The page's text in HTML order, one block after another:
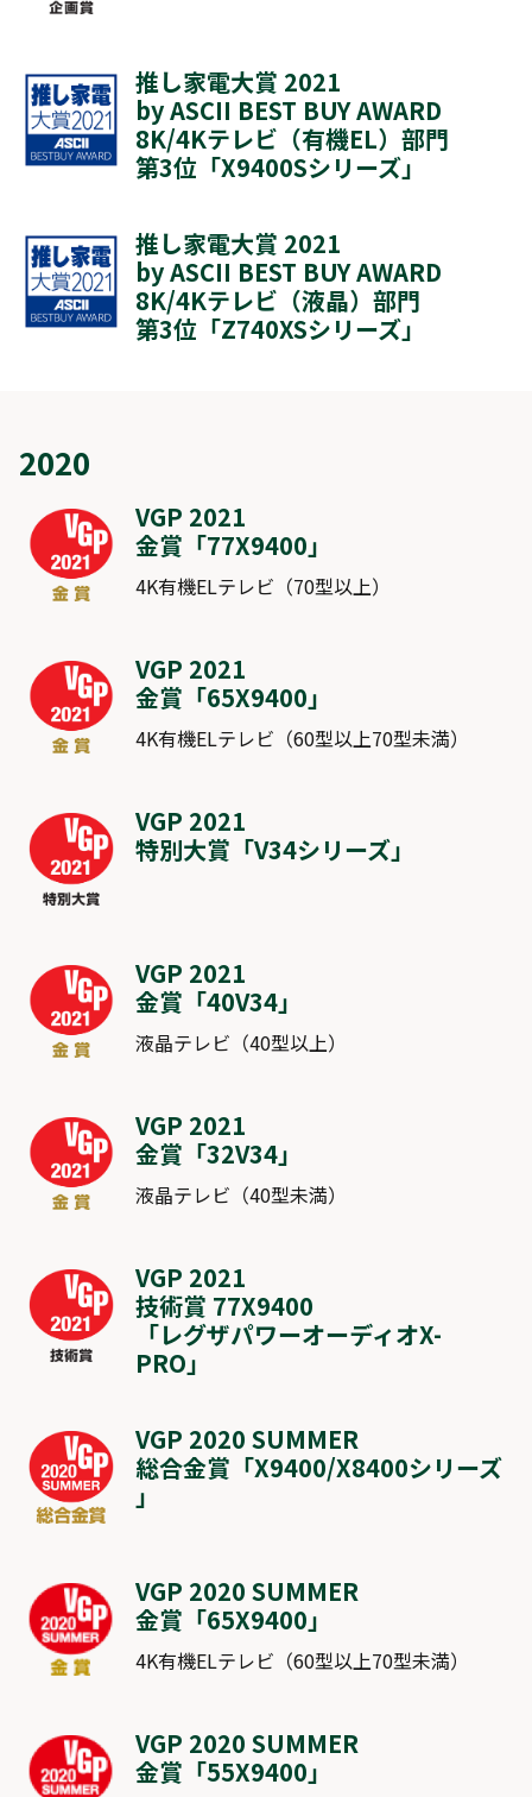
推し家電大賞 2021
by ASCII BEST BUY AWARD
8K/4Kテレビ（有機EL）部門
第3位「X9400Sシリーズ」
推し家電大賞 2021
by ASCII BEST BUY AWARD
8K/4Kテレビ（液晶）部門
第3位「Z740XSシリーズ」
2020
VGP 2021
金賞「77X9400」
4K有機ELテレビ（70型以上）
VGP 2021
金賞「65X9400」
4K有機ELテレビ（60型以上70型未満）
VGP 2021
特別大賞「V34シリーズ」
VGP 2021
金賞「40V34」
液晶テレビ（40型以上）
VGP 2021
金賞「32V34」
液晶テレビ（40型未満）
VGP 2021
技術賞 77X9400
「レグザパワーオーディオX-
PRO」
VGP 2020 SUMMER
総合金賞「X9400/X8400シリーズ
」
VGP 2020 SUMMER
金賞「65X9400」
4K有機ELテレビ（60型以上70型未満）
VGP 2020 SUMMER
金賞「55X9400」